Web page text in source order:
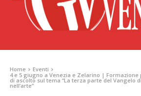
Home
Eventi
4 e 5 giugno a Venezia e Zelarino |
di ascolto sul tema “La terza parte del Vangelo
nell’arte”